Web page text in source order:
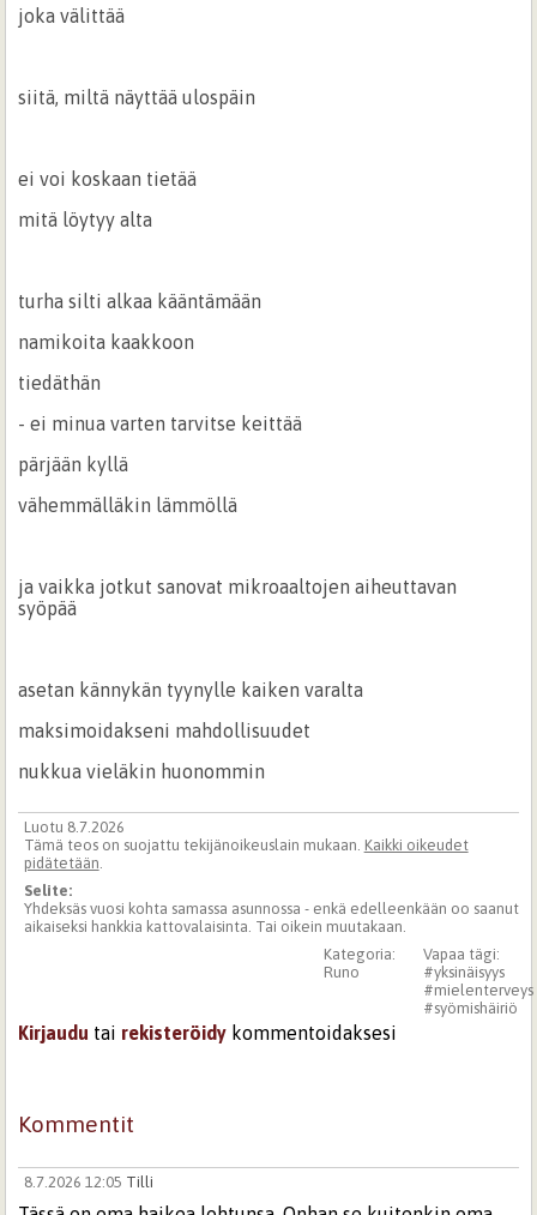
joka välittää
siitä, miltä näyttää ulospäin
ei voi koskaan tietää
mitä löytyy alta
turha silti alkaa kääntämään
namikoita kaakkoon
tiedäthän
- ei minua varten tarvitse keittää
pärjään kyllä
vähemmälläkin lämmöllä
ja vaikka jotkut sanovat mikroaaltojen aiheuttavan
syöpää
asetan kännykän tyynylle kaiken varalta
maksimoidakseni mahdollisuudet
nukkua vieläkin huonommin
Luotu 8.7.2026
Tämä teos on suojattu tekijänoikeuslain mukaan. Kaikki oikeudet
pidätetään
Selite:
Yhdeksäs vuosi kohta samassa asunnossa - enkä edelleenkään oo saanut
aikaiseksi hankkia kattovalaisinta. Tai oikein muutakaan.
Vapaa tägi:
#yksinäisyys
#mielenterveys
#syömishäiriö
Kategoria:
Runo
Kirjaudu tai rekisteröidy kommentoidaksesi
Kommentit
8.7.2026 12:05 Tilli